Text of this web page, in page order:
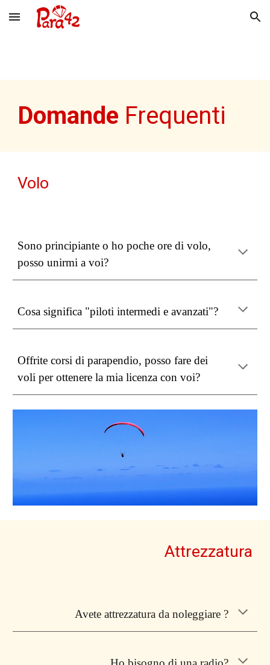
Skip to main content Skip to navigation
Domande Frequenti
Volo
Sono principiante o ho poche ore di volo,
posso unirmi a voi?
Cosa significa "piloti intermedi e avanzati"?
Offrite corsi di parapendio, posso fare dei
voli per ottenere la mia licenza con voi?
Attrezzatura
Avete attrezzatura da noleggiare ?